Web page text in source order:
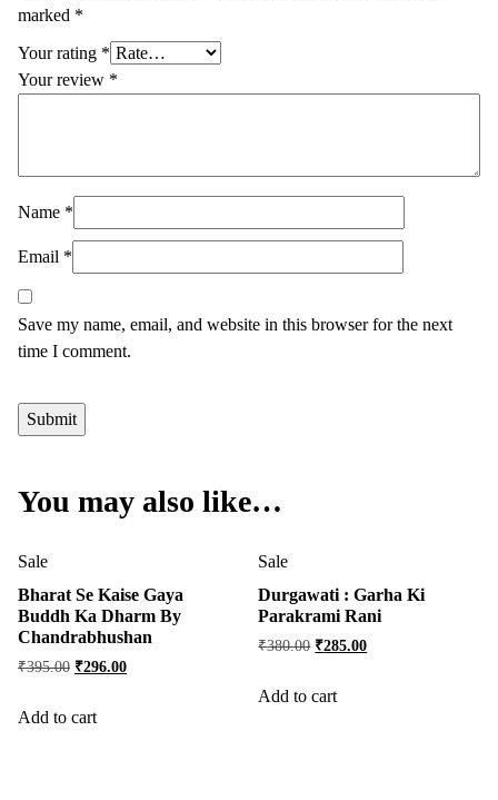
marked *
Your rating *
Your review *
Name *
Email *
Save my name, email, and website in this browser for the next
time I comment.
You may also like…
Sale
Bharat Se Kaise Gaya
Buddh Ka Dharm By
Chandrabhushan
₹395.00 ₹296.00
Add to cart
Sale
Durgawati : Garha Ki
Parakrami Rani
₹380.00 ₹285.00
Add to cart